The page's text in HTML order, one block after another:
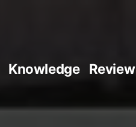
Knowledge Review